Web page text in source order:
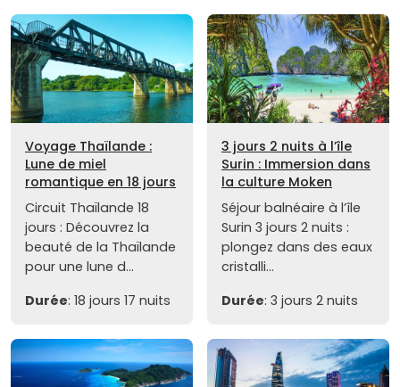
Voyage Thaïlande :
Lune de miel
romantique en 18 jours
Circuit Thaïlande 18
jours : Découvrez la
beauté de la Thaïlande
pour une lune d...
Durée: 18 jours 17 nuits
3 jours 2 nuits à l’île
Surin : Immersion dans
la culture Moken
Séjour balnéaire à l’île
Surin 3 jours 2 nuits :
plongez dans des eaux
cristalli...
Durée: 3 jours 2 nuits